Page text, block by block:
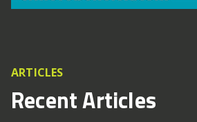
ARTICLES
Recent Articles